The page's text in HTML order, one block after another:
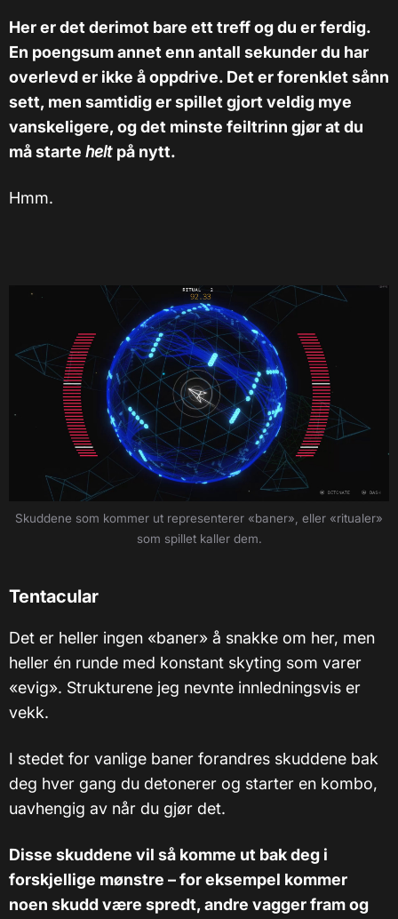
Her er det derimot bare ett treff og du er ferdig.
En poengsum annet enn antall sekunder du har
overlevd er ikke å oppdrive. Det er forenklet sånn
sett, men samtidig er spillet gjort veldig mye
vanskeligere, og det minste feiltrinn gjør at du
må starte helt på nytt.
Hmm.
Skuddene som kommer ut representerer «baner», eller «ritualer»
som spillet kaller dem.
Tentacular
Det er heller ingen «baner» å snakke om her, men
heller én runde med konstant skyting som varer
«evig». Strukturene jeg nevnte innledningsvis er
vekk.
I stedet for vanlige baner forandres skuddene bak
deg hver gang du detonerer og starter en kombo,
uavhengig av når du gjør det.
Disse skuddene vil så komme ut bak deg i
forskjellige mønstre – for eksempel kommer
noen skudd være spredt, andre vagger fram og